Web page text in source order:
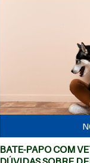
BATE-PAPO COM